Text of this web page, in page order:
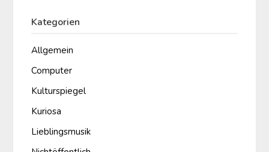
Kategorien
Allgemein
Computer
Kulturspiegel
Kuriosa
Lieblingsmusik